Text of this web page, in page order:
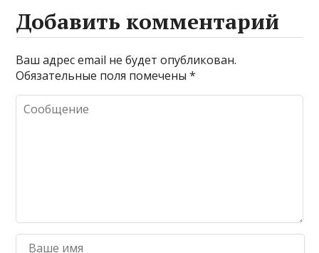
Добавить комментарий
Ваш адрес email не будет опубликован.
Обязательные поля помечены*